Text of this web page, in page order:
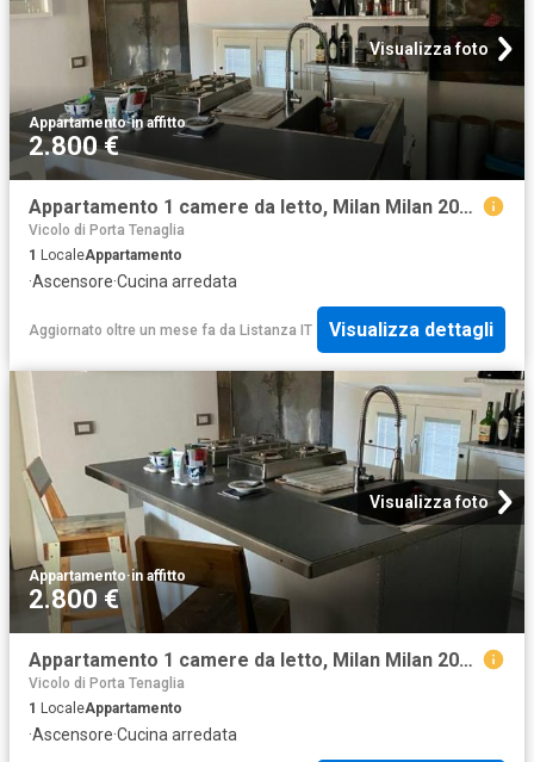
Visualizza foto
Appartamento·in affitto
2.800 €
Appartamento 1 camere da letto, Milan Milan 20154 DS99725512
Vicolo di Porta Tenaglia
1 LocaleAppartamento
·Ascensore·Cucina arredata
Aggiornato oltre un mese fa da Listanza IT Visualizza dettagli
Visualizza foto
Appartamento·in affitto
2.800 €
Appartamento 1 camere da letto, Milan Milan 20154 ES99725512
Vicolo di Porta Tenaglia
1 LocaleAppartamento
·Ascensore·Cucina arredata